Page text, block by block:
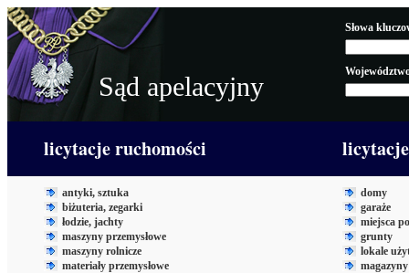
Sąd apelacyjny
Słowa
licytacje ruchomości
antyki, sztuka
biżuteria, zegarki
łodzie, jachty
maszyny przemysłowe
maszyny rolnicze
materiały przemysłowe
domy
garaże
miejsca
grunty
lokale